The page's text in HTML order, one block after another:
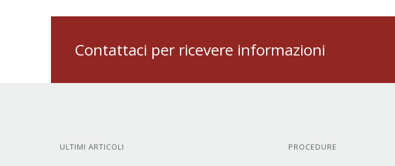
Contattaci per ricevere informazioni
ULTIMI ARTICOLI PROCEDURE